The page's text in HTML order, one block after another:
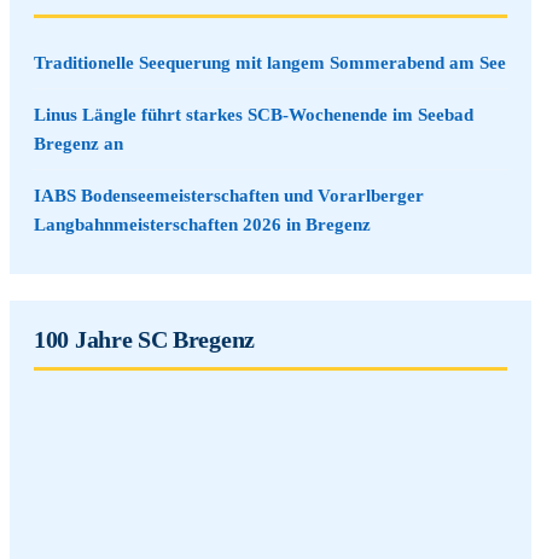
Traditionelle Seequerung mit langem Sommerabend am See
Linus Längle führt starkes SCB-Wochenende im Seebad
Bregenz an
IABS Bodenseemeisterschaften und Vorarlberger
Langbahnmeisterschaften 2026 in Bregenz
100 Jahre SC Bregenz